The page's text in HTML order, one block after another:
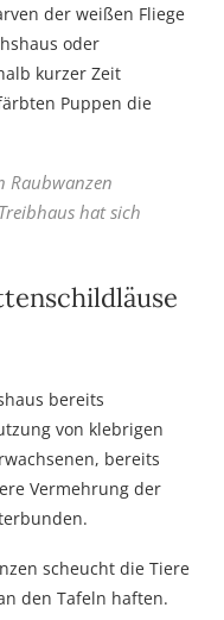
der weißen Fliege
oder
kurzer Zeit
Puppen die
Raubwanzen
hat sich
bereits
von klebrigen
bereits
Vermehrung der
scheucht die Tiere
den Tafeln haften.